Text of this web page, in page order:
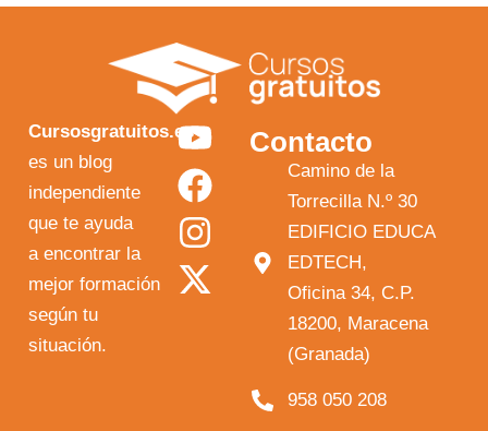
Cursosgratuitos.es
es un blog
independiente
que te ayuda
a encontrar la
mejor formación
según tu
situación.
Y
o
u
t
u
F
a
c
e
b
I
n
s
t
a
X
-
t
w
i
Contacto
Camino de la
Torrecilla N.º 30
EDIFICIO EDUCA
EDTECH,
Oficina 34, C.P.
18200, Maracena
(Granada)
958 050 208